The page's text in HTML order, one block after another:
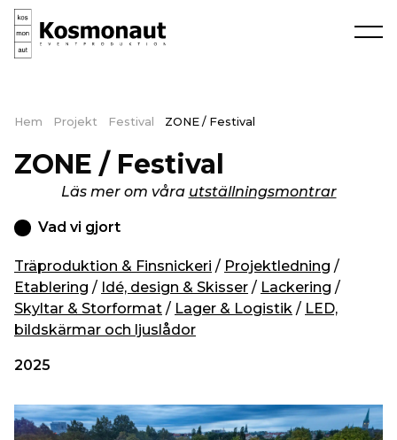
Hem Projekt Festival ZONE / Festival
ZONE / Festival
Läs mer om våra utställningsmontrar
Vad vi gjort
Träproduktion & Finsnickeri / Projektledning /
Etablering / Idé, design & Skisser / Lackering /
Skyltar & Storformat / Lager & Logistik / LED,
bildskärmar och ljuslådor
2025